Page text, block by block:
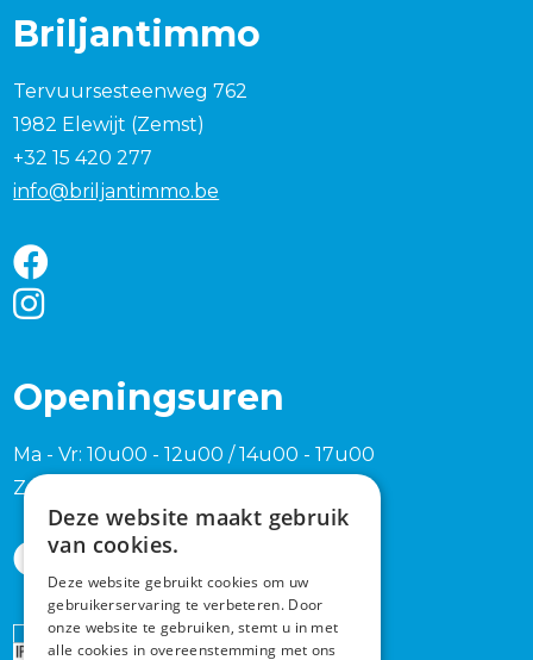
Briljantimmo
Tervuursesteenweg 762
1982 Elewijt (Zemst)
+32 15 420 277
info@briljantimmo.be
Openingsuren
Ma - Vr: 10u00 - 12u00 / 14u00 - 17u00
Zaterdag en zondag na afspraak
Erkend
Deze website maakt gebruik
van cookies.
Deze website gebruikt cookies om uw
gebruikerservaring te verbeteren. Door
onze website te gebruiken, stemt u in met
alle cookies in overeenstemming met ons